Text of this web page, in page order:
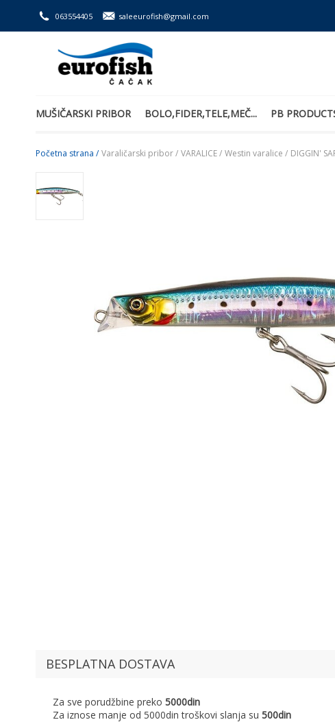
063554405 saleeurofish@gmail.com
MUŠIČARSKI PRIBOR BOLO,FIDER,TELE,MEČ... PB
Početna strana / Varaličarski pribor / VARALICE / Westin varalice / DIGGIN'
BESPLATNA DOSTAVA
Za sve porudžbine preko 5000din
Za iznose manje od 5000din troškovi slanja su 500din